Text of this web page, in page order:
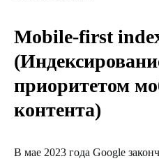
Mobile‑first
приоритетом
контента)
В мае 2023 года Google